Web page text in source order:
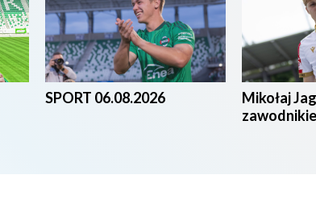
SPORT 06.08.2026
Mikołaj